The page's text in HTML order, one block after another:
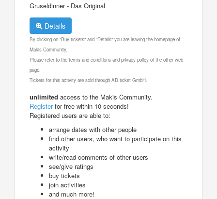
Gruseldinner - Das Original
Details
By clicking on "Buy tickets" and "Details" you are leaving the homepage of
Makis Community.
Please refer to the terms and conditions and privacy policy of the other web
page.
Tickets for this activity are sold through AD ticket GmbH.
unlimited access to the Makis Community.
Registerfor free within 10 seconds!
Registered users are able to:
arrange dates with other people
find other users, who want to participate on this
activity
write/read comments of other users
see/give ratings
buy tickets
join activities
and much more!